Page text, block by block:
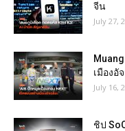
จีน
July 27,
เมืองอั
July 16,
ชิป